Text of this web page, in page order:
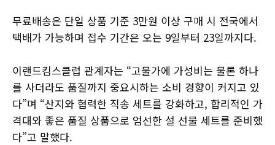
무료배송은 단일 상품 기준 3만원 이상 구매 시 전국에서
택배가 가능하며 접수 기간은 오는 9일부터 23일까지다.
이랜드킴스클럽 관계자는 “고물가에 가성비는 물론 하나
를 사더라도 품질까지 중요시하는 소비 경향이 커지고 있
다”며 “산지와 협력한 직송 세트를 강화하고, 합리적인 가
격대와 좋은 품질 상품으로 엄선한 설 선물 세트를 준비했
다”고 말했다.